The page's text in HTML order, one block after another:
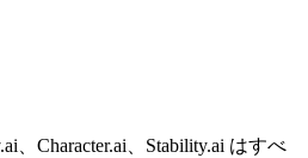
Character.ai、Stability.ai はすべ